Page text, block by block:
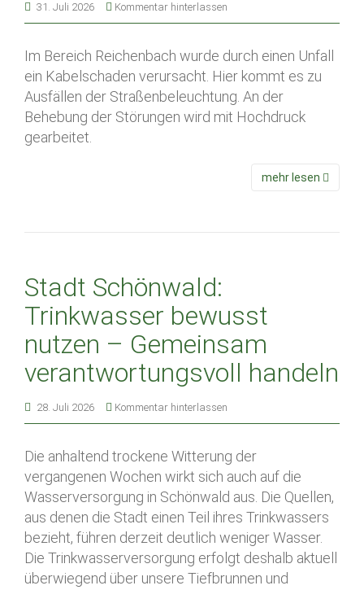
31. Juli 2026 Kommentar hinterlassen
Im Bereich Reichenbach wurde durch einen Unfall
ein Kabelschaden verursacht. Hier kommt es zu
Ausfällen der Straßenbeleuchtung. An der
Behebung der Störungen wird mit Hochdruck
gearbeitet.
mehr lesen
Stadt Schönwald:
Trinkwasser bewusst
nutzen – Gemeinsam
verantwortungsvoll handeln
28. Juli 2026 Kommentar hinterlassen
Die anhaltend trockene Witterung der
vergangenen Wochen wirkt sich auch auf die
Wasserversorgung in Schönwald aus. Die Quellen,
aus denen die Stadt einen Teil ihres Trinkwassers
bezieht, führen derzeit deutlich weniger Wasser.
Die Trinkwasserversorgung erfolgt deshalb aktuell
überwiegend über unsere Tiefbrunnen und